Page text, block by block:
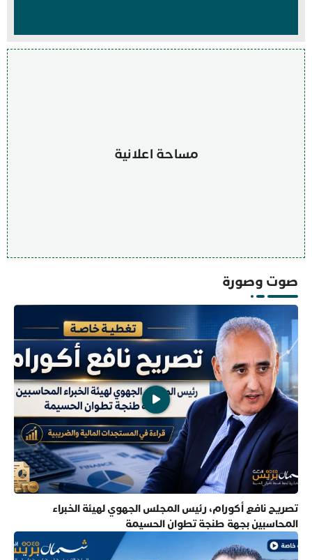
مساحة اعلانية
صوت وصورة
تصريح نافع أكورام، رئيس المجلس الجهوي لهيئة الخبراء
المحاسبين بجهة طنجة تطوان الحسيمة